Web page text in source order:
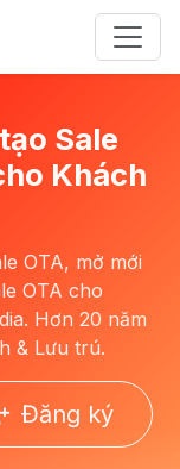
Sale
Khách
OTA, mở mới
OTA cho
Hơn 20 năm
& Lưu trú.
Đăng ký